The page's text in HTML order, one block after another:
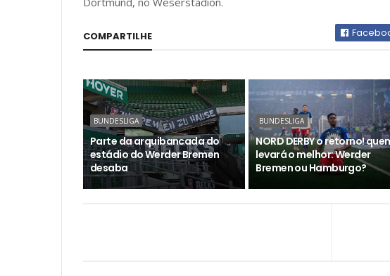
COMPARTILHE
BUNDESLIGA
Parte da arquibancada do
estádio do Werder Bremen
desaba
BUNDESLIGA
NORD DERBY o retorno!
levará o melhor: Werder
Bremen ou Hamburgo?